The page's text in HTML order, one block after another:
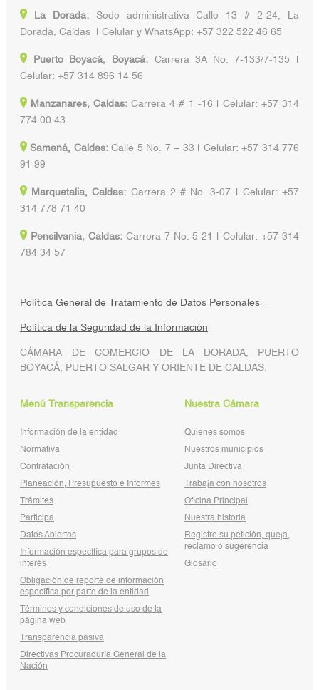
La Dorada:Sede administrativa Calle 13 # 2-24, La
Dorada, Caldas | Celular y WhatsApp: +57 322 522 46 65
Puerto Boyacá, Boyacá:Carrera 3A No. 7-133/7-135 |
Celular: +57 314 896 14 56
Manzanares, Caldas: Carrera 4 # 1 -16 | Celular: +57 314
774 00 43
Samaná, Caldas:Calle 5 No. 7 – 33 | Celular: +57 314 776
91 99
Marquetalia, Caldas: Carrera 2 # No. 3-07 | Celular: +57
314 778 71 40
Pensilvania, Caldas:Carrera 7 No. 5-21 | Celular: +57 314
784 34 57
Política General de Tratamiento de Datos Personales
Política de la Seguridad de la Información
CÁMARA DE COMERCIO DE LA DORADA, PUERTO
BOYACÁ, PUERTO SALGAR Y ORIENTE DE CALDAS.
Menú Transparencia
Información de la entidad
Normativa
Contratación
Planeación, Presupuesto e Informes
Trámites
Participa
Datos Abiertos
Información específica para grupos de
interés
Obligación de reporte de información
específica por parte de la entidad
Términos y condiciones de uso de la
página web
Transparencia pasiva
Directivas Procuraduría General de la
Nación
Nuestra Cámara
Quienes somos
Nuestros municipios
Junta Directiva
Trabaja con nosotros
Oficina Principal
Nuestra historia
Registre su petición, queja,
reclamo o sugerencia
Glosario